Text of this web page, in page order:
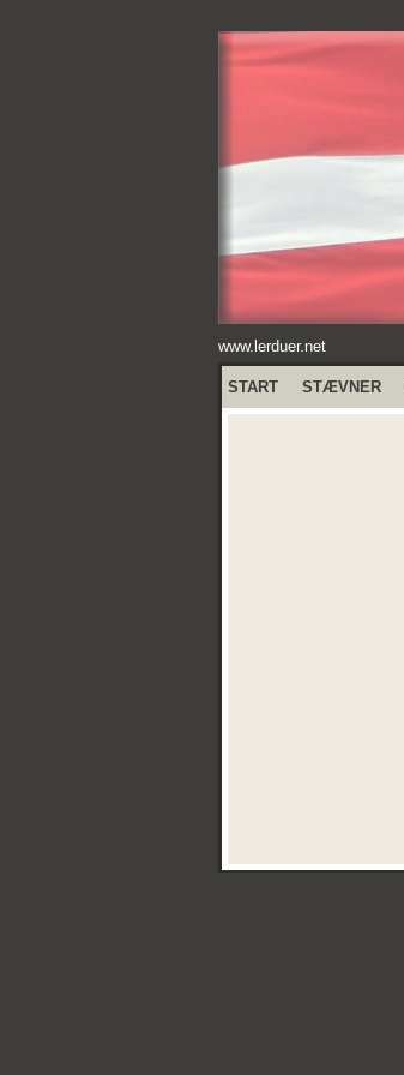
www.lerduer.net
START STÆVNER